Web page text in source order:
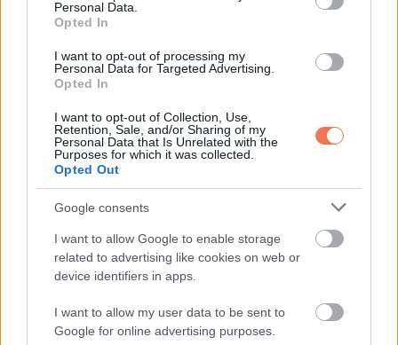
Personal Data.
Opted In
I want to opt-out of processing my
Personal Data for Targeted Advertising.
Opted In
I want to opt-out of Collection, Use,
Retention, Sale, and/or Sharing of my
Personal Data that Is Unrelated with the
Purposes for which it was collected.
Opted Out
Google consents
I want to allow Google to enable storage
related to advertising like cookies on web or
device identifiers in apps.
I want to allow my user data to be sent to
Google for online advertising purposes.
Az okos, kézre álló eszközök nem a kényelem feladását
magabiztosan és könnyedén intézheted a saját dolgaidat.
Oszd meg ezt a posztot:
Whatsapp
via
Email